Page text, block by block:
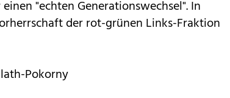
"echten Generationswechsel". In
der rot-grünen Links-Fraktion
Pokorny